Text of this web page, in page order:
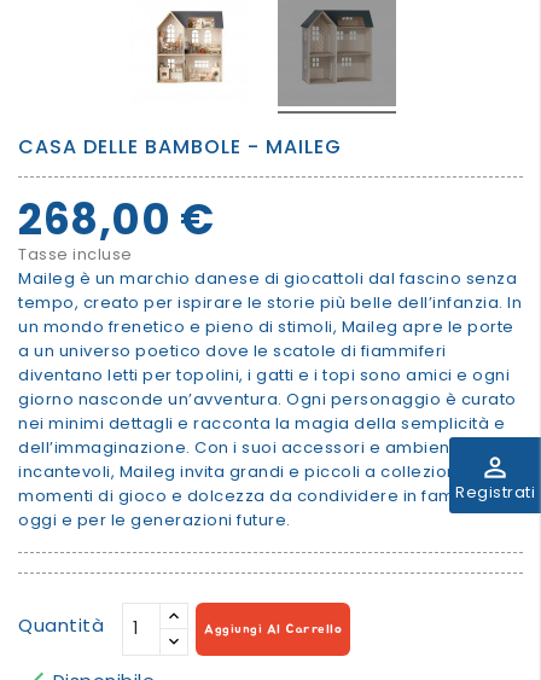
perm_identity
Registrati
CASA DELLE BAMBOLE - MAILEG
268,00 €
Tasse incluse
Maileg è un marchio danese di giocattoli dal fascino senza
tempo, creato per ispirare le storie più belle dell’infanzia. In
un mondo frenetico e pieno di stimoli, Maileg apre le porte
a un universo poetico dove le scatole di fiammiferi
diventano letti per topolini, i gatti e i topi sono amici e ogni
giorno nasconde un’avventura. Ogni personaggio è curato
nei minimi dettagli e racconta la magia della semplicità e
dell’immaginazione. Con i suoi accessori e ambientazioni
incantevoli, Maileg invita grandi e piccoli a collezionare
momenti di gioco e dolcezza da condividere in famiglia,
oggi e per le generazioni future.
Quantità Aggiungi Al Carrello